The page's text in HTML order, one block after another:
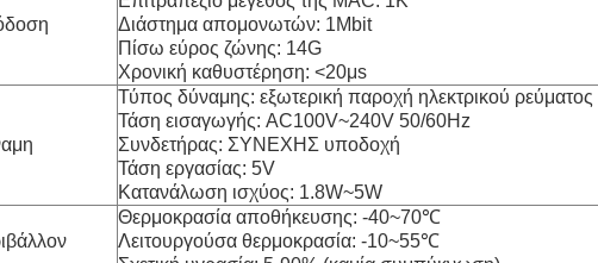
Διάστημα απομονωτών: 1Mbit
Πίσω εύρος ζώνης: 14G
Χρονική καθυστέρηση: <20μs
Τύπος δύναμης: εξωτερική παροχή ηλεκτρικού ρεύματος
Τάση εισαγωγής: AC100V~240V 50/60Hz
Συνδετήρας: ΣΥΝΕΧΗΣ υποδοχή
Τάση εργασίας: 5V
Κατανάλωση ισχύος: 1.8W~5W
Θερμοκρασία αποθήκευσης: -40~70℃
Λειτουργούσα θερμοκρασία: -10~55℃